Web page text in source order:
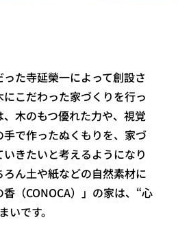
た寺延榮一によって創設さ
こだわった家づくりを行っ
木のもつ優れた力や、視覚
で作ったぬくもりを、家づ
きたいと考えるようになり
ん土や紙などの自然素材に
（CONOCA）」の家は、“心
いです。